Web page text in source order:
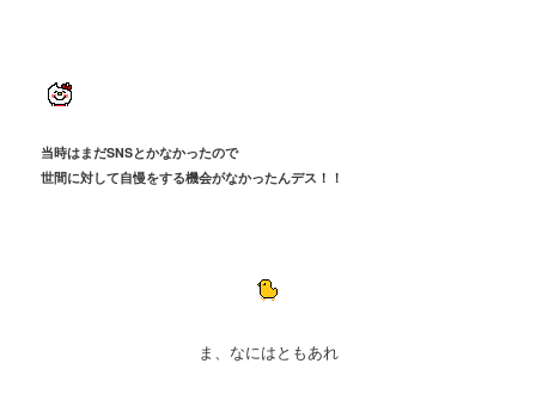
当時はまだSNSとかなかったので
世間に対して自慢をする機会がなかったんデス！！
ま、なにはともあれ